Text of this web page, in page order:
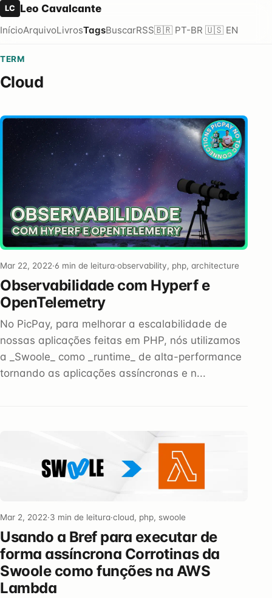
LC Leo Cavalcante
InícioArquivoLivrosTagsBuscarRSS🇧🇷 PT-BR 🇺🇸 EN
TERM
Cloud
Mar 22, 2022·6 min de leitura·observability, php, architecture
Observabilidade com Hyperf e
OpenTelemetry
No PicPay, para melhorar a escalabilidade de
nossas aplicações feitas em PHP, nós utilizamos
a _Swoole_ como _runtime_ de alta-performance
tornando as aplicações assíncronas e n...
Mar 2, 2022·3 min de leitura·cloud, php, swoole
Usando a Bref para executar de
forma assíncrona Corrotinas da
Swoole como funções na AWS
Lambda